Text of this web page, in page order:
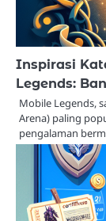
Inspirasi
Legends:
Mobile Legends,
Arena) paling
pengalaman